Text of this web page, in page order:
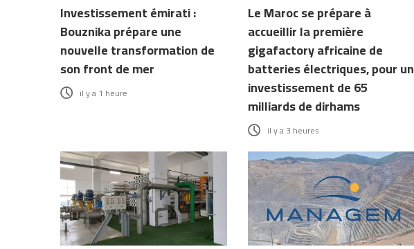
Investissement émirati :
Bouznika prépare une
nouvelle transformation de
son front de mer
il y a 1 heure
Le Maroc se prépare à
accueillir la première
gigafactory africaine de
batteries électriques, pour un
investissement de 65
milliards de dirhams
il y a 3 heures